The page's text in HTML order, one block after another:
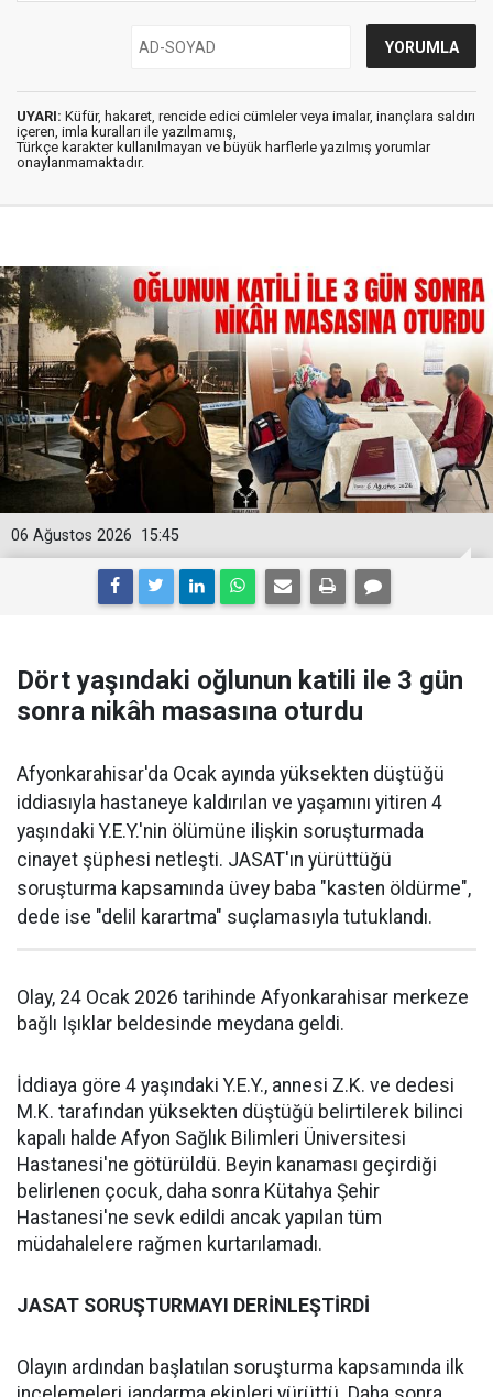
UYARI: Küfür, hakaret, rencide edici cümleler veya imalar, inançlara saldırı
içeren, imla kuralları ile yazılmamış,
Türkçe karakter kullanılmayan ve büyük harflerle yazılmış yorumlar
onaylanmamaktadır.
15:45
06 Ağustos 2026
Dört yaşındaki oğlunun katili ile 3 gün
sonra nikâh masasına oturdu
Afyonkarahisar'da Ocak ayında yüksekten düştüğü
iddiasıyla hastaneye kaldırılan ve yaşamını yitiren 4
yaşındaki Y.E.Y.'nin ölümüne ilişkin soruşturmada
cinayet şüphesi netleşti. JASAT'ın yürüttüğü
soruşturma kapsamında üvey baba "kasten öldürme",
dede ise "delil karartma" suçlamasıyla tutuklandı.
Olay, 24 Ocak 2026 tarihinde Afyonkarahisar merkeze
bağlı Işıklar beldesinde meydana geldi.
İddiaya göre 4 yaşındaki Y.E.Y., annesi Z.K. ve dedesi
M.K. tarafından yüksekten düştüğü belirtilerek bilinci
kapalı halde Afyon Sağlık Bilimleri Üniversitesi
Hastanesi'ne götürüldü. Beyin kanaması geçirdiği
belirlenen çocuk, daha sonra Kütahya Şehir
Hastanesi'ne sevk edildi ancak yapılan tüm
müdahalelere rağmen kurtarılamadı.
JASAT SORUŞTURMAYI DERİNLEŞTİRDİ
Olayın ardından başlatılan soruşturma kapsamında ilk